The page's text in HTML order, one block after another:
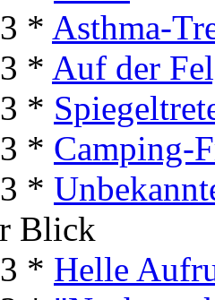
* Asthma-
* Auf der
*
* Camping-
*
Blick
* Helle